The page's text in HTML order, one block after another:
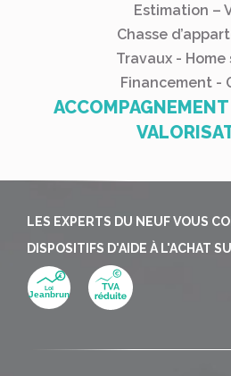
Estimation –
Chasse
Travaux -
Financement -
LES EXPERTS DU NEUF VOUS
DISPOSITIFS D'AIDE À L'ACHAT